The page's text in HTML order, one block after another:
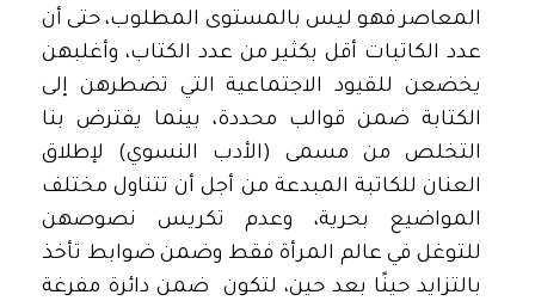
المعاصر فهو ليس بالمستوى المطلوب، حتى أن
عدد الكاتبات أقل بكثير من عدد الكتاب، وأغلبهن
يخضعن للقيود الاجتماعية التي تضطرهن إلى
الكتابة ضمن قوالب محددة، بينما يفترض بنا
التخلص من مسمى (الأدب النسوي) لإطلاق
العنان للكاتبة المبدعة من أجل أن تتناول مختلف
المواضيع بحرية، وعدم تكريس نصوصهن
للتوغل في عالم المرأة فقط وضمن ضوابط تأخذ
بالتزايد حينًا بعد حين، لتكون ضمن دائرة مفرغة